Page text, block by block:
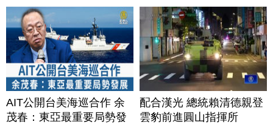
AIT公開台美海巡合作 余
茂春：東亞最重要局勢發
配合漢光 總統賴清德親登
雲豹前進圓山指揮所